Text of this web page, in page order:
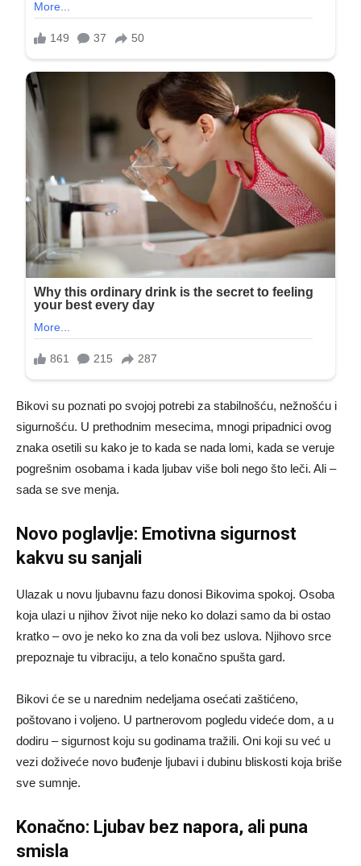
Bikovi su poznati po svojoj potrebi za stabilnošću, nežnošću i
sigurnošću. U prethodnim mesecima, mnogi pripadnici ovog
znaka osetili su kako je to kada se nada lomi, kada se veruje
pogrešnim osobama i kada ljubav više boli nego što leči. Ali –
sada se sve menja.
Novo poglavlje: Emotivna sigurnost
kakvu su sanjali
Ulazak u novu ljubavnu fazu donosi Bikovima spokoj. Osoba
koja ulazi u njihov život nije neko ko dolazi samo da bi ostao
kratko – ovo je neko ko zna da voli bez uslova. Njihovo srce
prepoznaje tu vibraciju, a telo konačno spušta gard.
Bikovi će se u narednim nedeljama osećati zaštićeno,
poštovano i voljeno. U partnerovom pogledu videće dom, a u
dodiru – sigurnost koju su godinama tražili. Oni koji su već u
vezi doživeće novo buđenje ljubavi i dubinu bliskosti koja briše
sve sumnje.
Konačno: Ljubav bez napora, ali puna
smisla